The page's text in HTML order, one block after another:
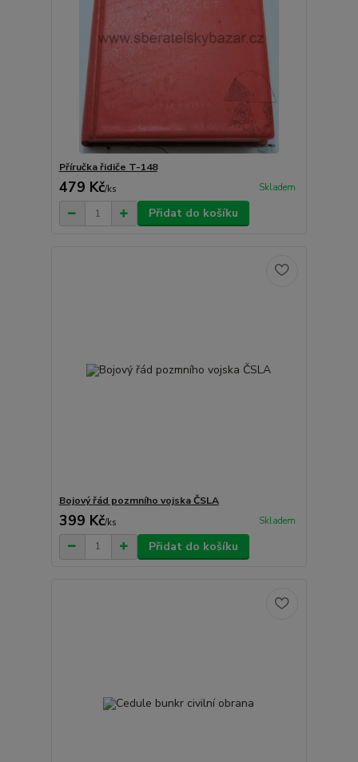
Příručka řidiče T-148
479 Kč/ks Skladem
Přidat do košíku
Bojový řád pozmního vojska ČSLA
399 Kč/ks Skladem
Přidat do košíku